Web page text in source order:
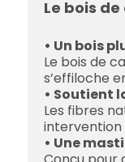
Le bois
• Un bois
Le bois de
s’effiloche
• Soutient
Les fibres
intervention
• Une